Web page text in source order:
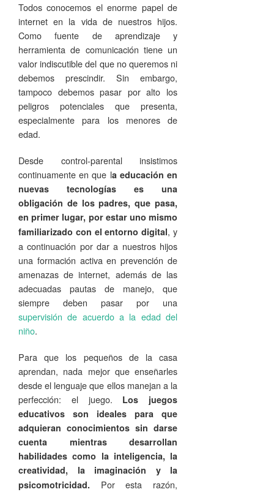
Todos conocemos el enorme papel de
internet en la vida de nuestros hijos.
Como fuente de aprendizaje y
herramienta de comunicación tiene un
valor indiscutible del que no queremos ni
debemos prescindir. Sin embargo,
tampoco debemos pasar por alto los
peligros potenciales que presenta,
especialmente para los menores de
edad.
Desde control-parental insistimos
continuamente en que la educación en
nuevas tecnologías es una
obligación de los padres, que pasa,
en primer lugar, por estar uno mismo
familiarizado con el entorno digital, y
a continuación por dar a nuestros hijos
una formación activa en prevención de
amenazas de internet, además de las
adecuadas pautas de manejo, que
siempre deben pasar por una
supervisión de acuerdo a la edad del
niño.
Para que los pequeños de la casa
aprendan, nada mejor que enseñarles
desde el lenguaje que ellos manejan a la
perfección: el juego. Los juegos
educativos son ideales para que
adquieran conocimientos sin darse
cuenta mientras desarrollan
habilidades como la inteligencia, la
creatividad, la imaginación y la
psicomotricidad. Por esta razón,